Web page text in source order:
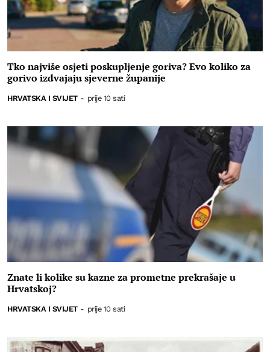
Tko najviše osjeti poskupljenje goriva? Evo koliko za
gorivo izdvajaju sjeverne županije
HRVATSKA I SVIJET - prije 10 sati
Znate li kolike su kazne za prometne prekrašaje u
Hrvatskoj?
HRVATSKA I SVIJET - prije 10 sati